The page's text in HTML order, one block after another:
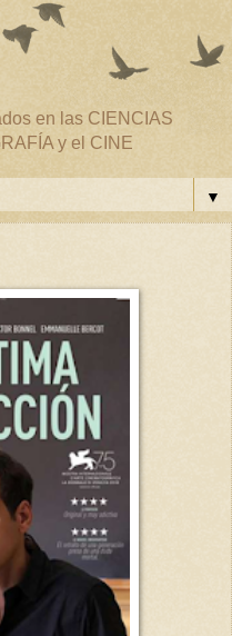
en las CIENCIAS
y el CINE
▼